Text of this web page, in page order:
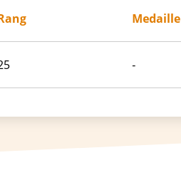
Medaille
-